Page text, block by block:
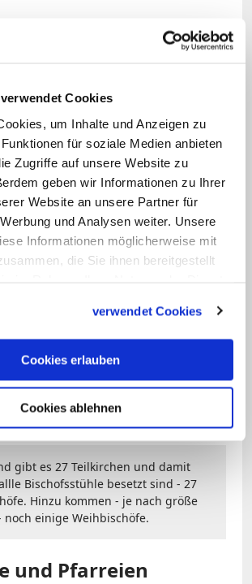
Cookies
um Inhalte und Anzeigen zu
für soziale Medien anbieten
Zugriffe auf unsere Website zu
geben wir Informationen zu Ihrer
Website an unsere Partner für
und Analysen weiter. Unsere
Informationen möglicherweise mit
die Sie ihnen bereitgestellt
verwendet Cookies
Cookies erlauben
Cookies ablehnen
haben sich die Bischöfe
Diese sollen der
pastoraler
Koordinierung der
und dem
Erlass von
in dem jeweiligen Staat
Bild: © KNA
gibt es 27 Teilkirchen und damit
Bischofsstühle besetzt sind - 27
Hinzu kommen - je nach größe
noch einige Weihbischöfe.
und Pfarreien